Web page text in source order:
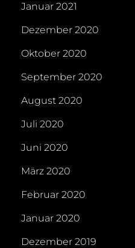
Januar 2021
Dezember 2020
Oktober 2020
September 2020
August 2020
Juli 2020
Juni 2020
März 2020
Februar 2020
Januar 2020
Dezember 2019